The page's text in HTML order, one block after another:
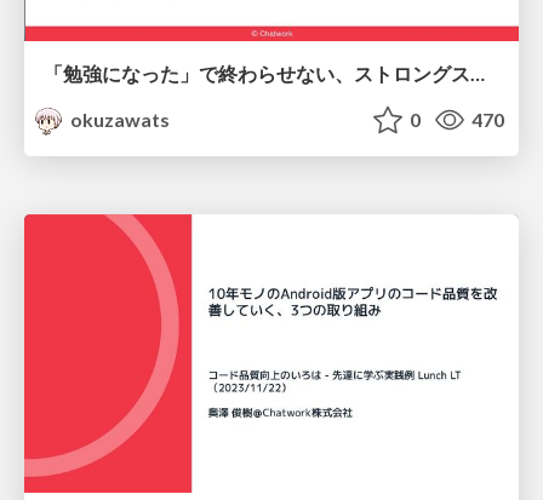
「勉強になった」で終わらせない、ストロングスタイルの勉強会
okuzawats
0 470